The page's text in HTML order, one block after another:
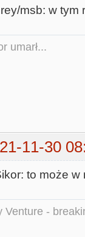
msb: w tym
umarł...
11-30
to może w
Venture -